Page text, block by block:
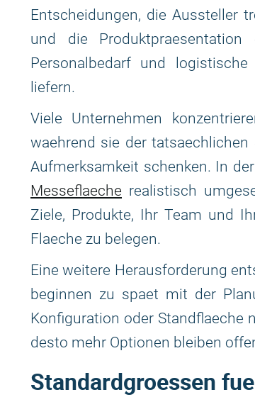
Entscheidungen, die Aussteller
und die
Personalbedarf und
liefern.
Viele Unternehmen
waehrend sie der
Aufmerksamkeit schenken. In
Messeflaeche realistisch
Ziele, Produkte, Ihr Team und
Flaeche zu belegen.
Eine weitere Herausforderung
beginnen zu spaet mit der
Konfiguration oder Standflaeche
desto mehr Optionen bleiben
Standardgroessen